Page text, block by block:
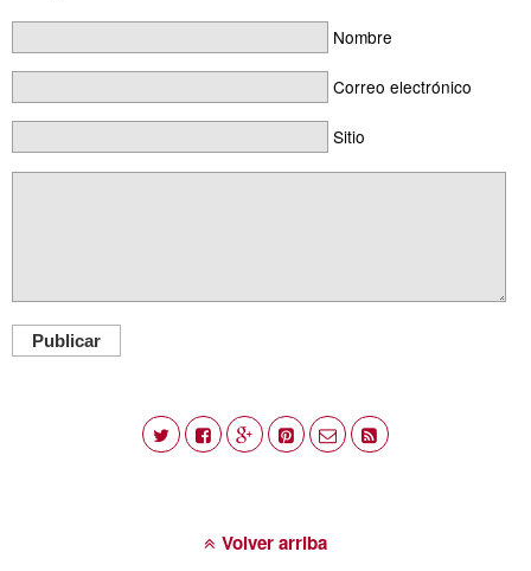
Nombre
Correo electrónico
Sitio
Publicar
Volver arriba